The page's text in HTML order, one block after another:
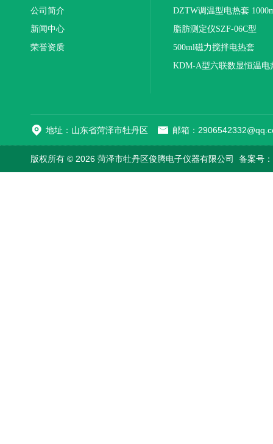
公司简介
新闻中心
荣誉资质
DZTW调温型电热套
联
脂肪测定仪SZF-06C型
500ml磁力搅拌电热套
KDM-A型六联数显恒温电
地址：山东省菏泽市牡丹区 邮箱：
版权所有 © 2026 菏泽市牡丹区俊腾电子仪器有限公司 备案号